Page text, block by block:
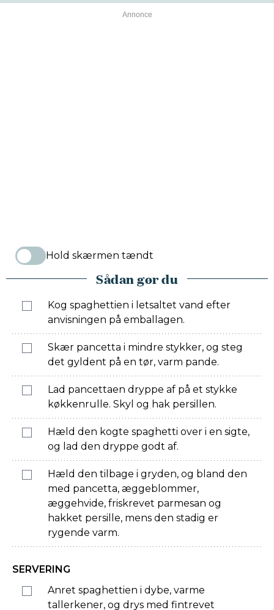
Hold skærmen tændt
Sådan gør du
Kog spaghettien i letsaltet vand efter
anvisningen på emballagen.
Skær pancetta i mindre stykker, og steg
det gyldent på en tør, varm pande.
Lad pancettaen dryppe af på et stykke
køkkenrulle. Skyl og hak persillen.
Hæld den kogte spaghetti over i en sigte,
og lad den dryppe godt af.
Hæld den tilbage i gryden, og bland den
med pancetta, æggeblommer,
æggehvide, friskrevet parmesan og
hakket persille, mens den stadig er
rygende varm.
SERVERING
Anret spaghettien i dybe, varme
tallerkener, og drys med fintrevet